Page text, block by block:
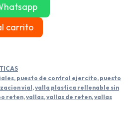
carrito
, puesto de control ejercito, puesto
vial,valla plastica rellenable sin
reten,vallas,vallas de reten,vallas